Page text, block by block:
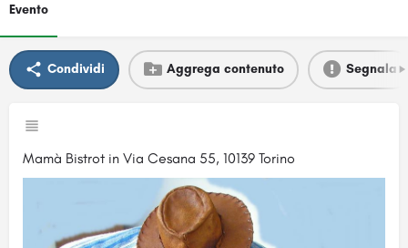
Evento
Condividi Aggrega contenuto Segnala
Mamà Bistrot in Via Cesana 55, 10139 Torino